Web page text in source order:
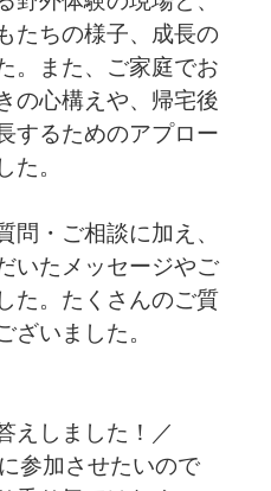
たちの様子、成長の
。また、ご家庭でお
の心構えや、帰宅後
するためのアプロー
。
・ご相談に加え、
いたメッセージやご
た。たくさんのご質
ざいました。
えしました！／
参加させたいので